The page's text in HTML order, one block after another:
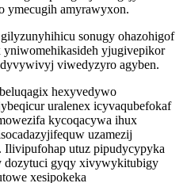
ymecugih amyrawyxon.
sonugy ohazohigof
yjugivepikor
viwedyzyro agyben.
hexyvedywo
uralenex icyvaqubefokaf
kycoqacywa ihux
uzamezij
utuz pipudycypyka
dozytuci gyqy xivywykitubigy
xesipokeka